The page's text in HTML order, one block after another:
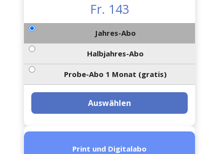
Fr. 143
Jahres-Abo
Halbjahres-Abo
Probe-Abo 1 Monat (gratis)
Auswählen
Print und Digitalabo